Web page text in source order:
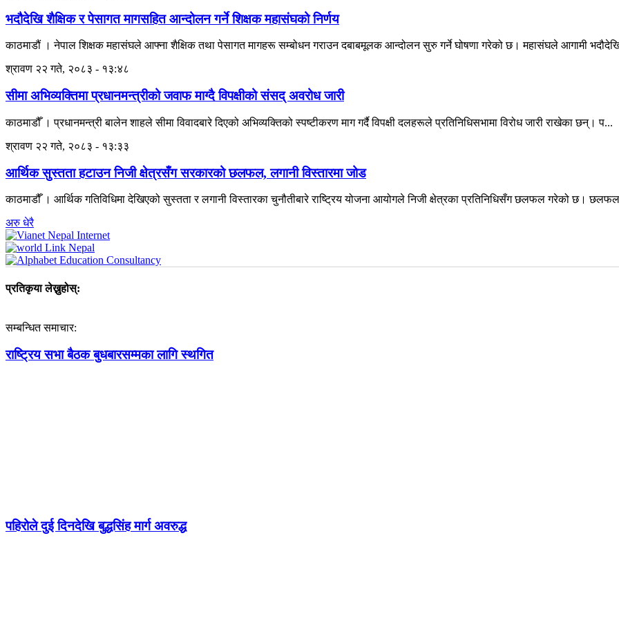
भदौदेखि शैक्षिक र पेसागत मागसहित आन्दोलन गर्ने शिक्षक महासंघको निर्णय
काठमाडौं । नेपाल शिक्षक महासंघले आफ्ना शैक्षिक तथा पेसागत मागहरू सम्बोधन गराउन दबाबमूलक आन्दोलन सुरु गर्ने घोषणा गरेको छ। महासंघले आगामी
श्रावण २२ गते, २०८३ - १३:४८
सीमा अभिव्यक्तिमा प्रधानमन्त्रीको जवाफ माग्दै विपक्षीको संसद् अवरोध जारी
काठमाडौँ । प्रधानमन्त्री बालेन शाहले सीमा विवादबारे दिएको अभिव्यक्तिको स्पष्टीकरण माग गर्दै विपक्षी दलहरूले प्रतिनिधिसभामा विरोध जारी राखेका छन्। प...
श्रावण २२ गते, २०८३ - १३:३३
आर्थिक सुस्तता हटाउन निजी क्षेत्रसँग सरकारको छलफल, लगानी विस्तारमा जोड
काठमाडौँ । आर्थिक गतिविधिमा देखिएको सुस्तता र लगानी विस्तारका चुनौतीबारे राष्ट्रिय योजना आयोगले निजी क्षेत्रका प्रतिनिधिसँग छलफल गरेको छ।
अरु धेरै
प्रतिकृया लेख्नुहोस्:
सम्बन्धित समाचार:
राष्ट्रिय सभा बैठक बुधबारसम्मका लागि स्थगित
पहिरोले दुई दिनदेखि बुद्धसिंह मार्ग अवरुद्ध